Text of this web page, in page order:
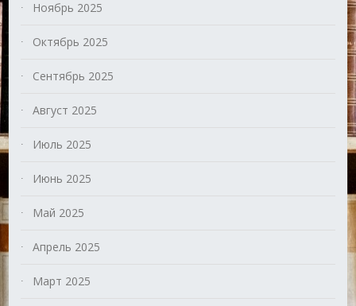
Ноябрь 2025
Октябрь 2025
Сентябрь 2025
Август 2025
Июль 2025
Июнь 2025
Май 2025
Апрель 2025
Март 2025